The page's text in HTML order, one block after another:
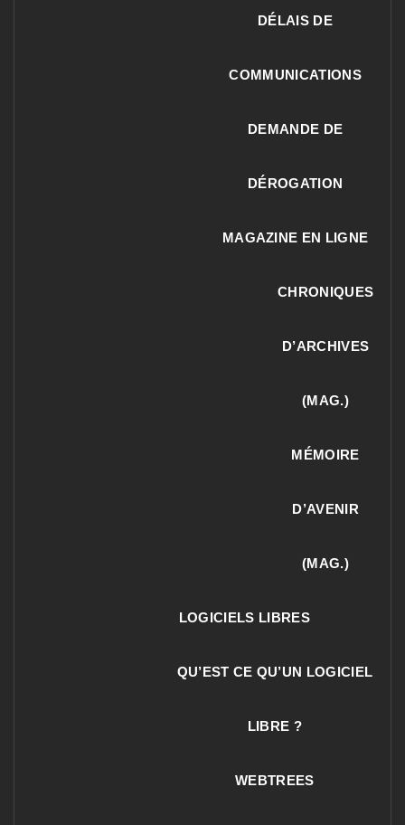
DÉLAIS DE
COMMUNICATIONS
DEMANDE DE
DÉROGATION
MAGAZINE EN LIGNE
CHRONIQUES
D’ARCHIVES
(MAG.)
MÉMOIRE
D’AVENIR
(MAG.)
LOGICIELS LIBRES
QU’EST CE QU’UN LOGICIEL
LIBRE ?
WEBTREES